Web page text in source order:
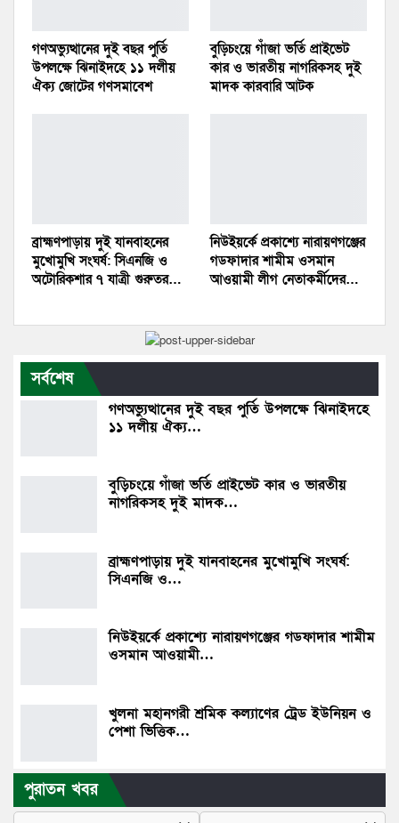
গণঅভ্যুত্থানের দুই বছর পুর্তি
উপলক্ষে ঝিনাইদহে ১১ দলীয়
ঐক্য জোটের গণসমাবেশ
বুড়িচংয়ে গাঁজা ভর্তি প্রাইভেট
কার ও ভারতীয় নাগরিকসহ দুই
মাদক কারবারি আটক
​ব্রাহ্মণপাড়ায় দুই যানবাহনের
মুখোমুখি সংঘর্ষ: সিএনজি ও
অটোরিকশার ৭ যাত্রী গুরুতর…
নিউইয়র্কে প্রকাশ্যে নারায়ণগঞ্জের
গডফাদার শামীম ওসমান
আওয়ামী লীগ নেতাকর্মীদের…
সর্বশেষ
গণঅভ্যুত্থানের দুই বছর পুর্তি উপলক্ষে ঝিনাইদহে
১১ দলীয় ঐক্য…
বুড়িচংয়ে গাঁজা ভর্তি প্রাইভেট কার ও ভারতীয়
নাগরিকসহ দুই মাদক…
​ব্রাহ্মণপাড়ায় দুই যানবাহনের মুখোমুখি সংঘর্ষ:
সিএনজি ও…
নিউইয়র্কে প্রকাশ্যে নারায়ণগঞ্জের গডফাদার শামীম
ওসমান আওয়ামী…
খুলনা মহানগরী শ্রমিক কল্যাণের ট্রেড ইউনিয়ন ও
পেশা ভিত্তিক…
পুরাতন খবর